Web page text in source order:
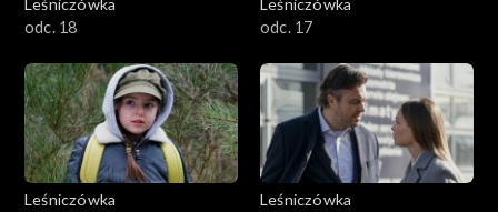
Leśniczówka
odc. 18
Leśniczówka
odc. 17
Leśniczówka
Leśniczówka